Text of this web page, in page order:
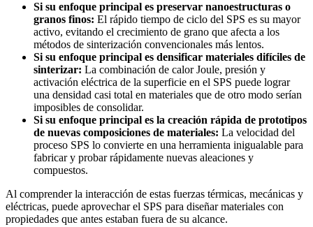
Si su enfoque principal es preservar nanoestructuras o
granos finos: El rápido tiempo de ciclo del SPS es su mayor
activo, evitando el crecimiento de grano que afecta a los
métodos de sinterización convencionales más lentos.
Si su enfoque principal es densificar materiales difíciles de
sinterizar: La combinación de calor Joule, presión y
activación eléctrica de la superficie en el SPS puede lograr
una densidad casi total en materiales que de otro modo serían
imposibles de consolidar.
Si su enfoque principal es la creación rápida de prototipos
de nuevas composiciones de materiales: La velocidad del
proceso SPS lo convierte en una herramienta inigualable para
fabricar y probar rápidamente nuevas aleaciones y
compuestos.
Al comprender la interacción de estas fuerzas térmicas, mecánicas y
eléctricas, puede aprovechar el SPS para diseñar materiales con
propiedades que antes estaban fuera de su alcance.